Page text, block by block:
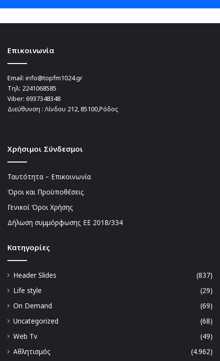
Επικοινωνία
Email: info@topfm1024.gr
Τηλ: 2241068585
Viber: 6937348348
Διεύθυνση : Λίνδου 212, 85100,Ρόδος
Χρήσιμοι Σύνδεσμοι
Ταυτότητα – Επικοινωνία
Όροι και Προϋποθέσεις
Γενικοί Όροι Χρήσης
Δήλωση συμμόρφωσης ΕΕ 2018/334
Kατηγορίες
Header Slides
(837)
Life style
(29)
On Demand
(69)
Uncategorized
(68)
Web Tv
(49)
Αθλητισμός
(4.962)